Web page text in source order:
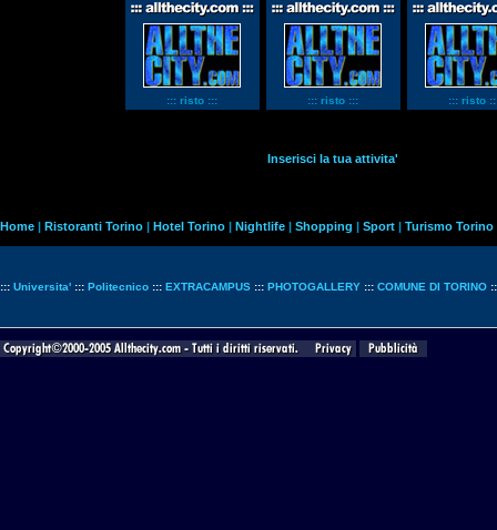
::: risto ::: ::: risto ::: ::: risto
Inserisci la tua attivita'
Home | Ristoranti Torino | Hotel Torino | Nightlife | Shopping | Sport | Turismo Torino
::: Universita' ::: Politecnico ::: EXTRACAMPUS ::: PHOTOGALLERY ::: COMUNE DI TORINO